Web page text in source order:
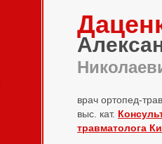
врач ортопед-
выс. кат.
травматолога